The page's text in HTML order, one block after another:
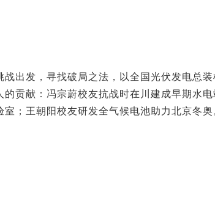
出发，寻找破局之法，以全国光伏发电总
贡献：冯宗蔚校友抗战时在川建成早期水
；王朝阳校友研发全气候电池助力北京冬